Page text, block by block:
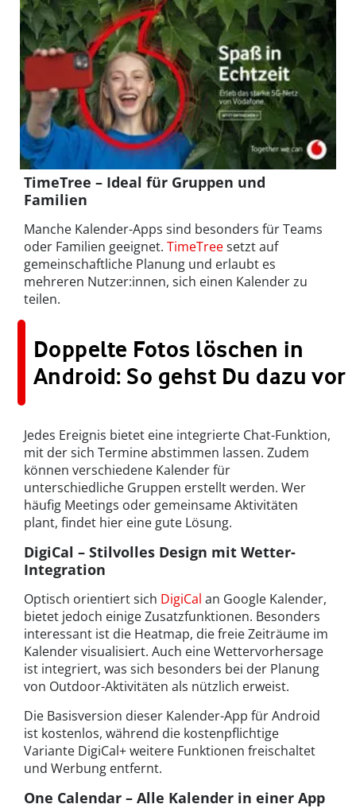
TimeTree – Ideal für Gruppen und
Familien
Manche Kalender-Apps sind besonders für Teams
oder Familien geeignet. TimeTreesetzt auf
gemeinschaftliche Planung und erlaubt es
mehreren Nutzer:innen, sich einen Kalender zu
teilen.
Doppelte Fotos löschen in
Android: So gehst Du dazu vor
Jedes Ereignis bietet eine integrierte Chat-Funktion,
mit der sich Termine abstimmen lassen. Zudem
können verschiedene Kalender für
unterschiedliche Gruppen erstellt werden. Wer
häufig Meetings oder gemeinsame Aktivitäten
plant, findet hier eine gute Lösung.
DigiCal – Stilvolles Design mit Wetter-
Integration
Optisch orientiert sich DigiCal an Google Kalender,
bietet jedoch einige Zusatzfunktionen. Besonders
interessant ist die Heatmap, die freie Zeiträume im
Kalender visualisiert. Auch eine Wettervorhersage
ist integriert, was sich besonders bei der Planung
von Outdoor-Aktivitäten als nützlich erweist.
Die Basisversion dieser Kalender-App für Android
ist kostenlos, während die kostenpflichtige
Variante DigiCal+ weitere Funktionen freischaltet
und Werbung entfernt.
One Calendar – Alle Kalender in einer App